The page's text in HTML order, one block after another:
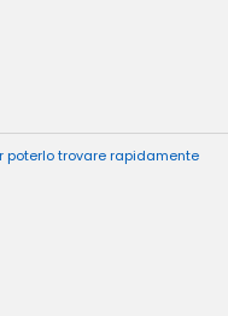
trovare rapidamente